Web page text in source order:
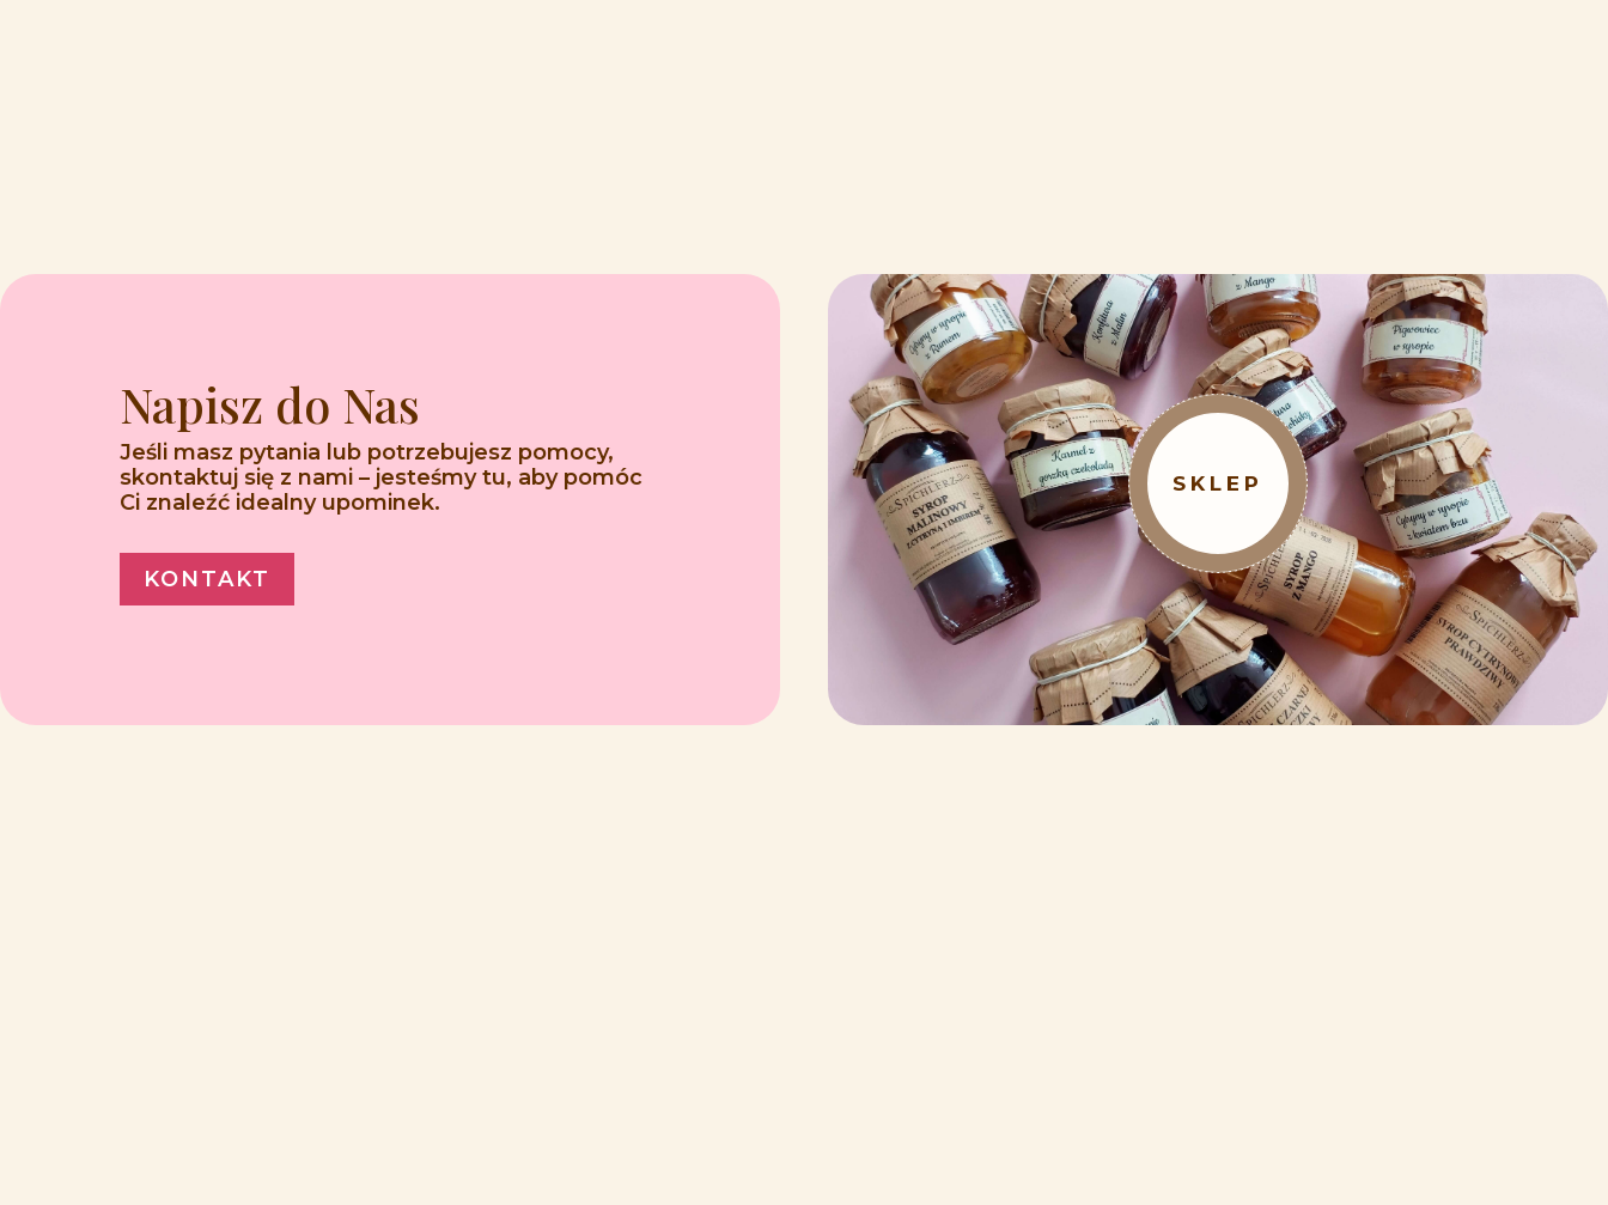
Napisz do Nas
Jeśli masz pytania lub potrzebujesz pomocy,
skontaktuj się z nami – jesteśmy tu, aby pomóc
Ci znaleźć idealny upominek.
KONTAKT
SKLEP